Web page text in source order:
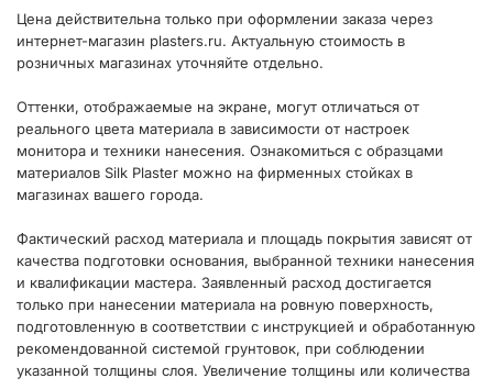
Цена действительна только при оформлении заказа через
интернет-магазин plasters.ru. Актуальную стоимость в
розничных магазинах уточняйте отдельно.
Оттенки, отображаемые на экране, могут отличаться от
реального цвета материала в зависимости от настроек
монитора и техники нанесения. Ознакомиться с образцами
материалов Silk Plaster можно на фирменных стойках в
магазинах вашего города.
Фактический расход материала и площадь покрытия зависят от
качества подготовки основания, выбранной техники нанесения
и квалификации мастера. Заявленный расход достигается
только при нанесении материала на ровную поверхность,
подготовленную в соответствии с инструкцией и обработанную
рекомендованной системой грунтовок, при соблюдении
указанной толщины слоя. Увеличение толщины или количества